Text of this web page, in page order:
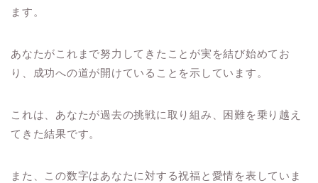
ます。
あなたがこれまで努力してきたことが実を結び始めてお
り、成功への道が開けていることを示しています。
これは、あなたが過去の挑戦に取り組み、困難を乗り越え
てきた結果です。
また、この数字はあなたに対する祝福と愛情を表していま